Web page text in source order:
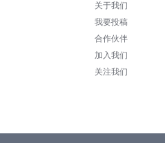
关于我们
我要投稿
合作伙伴
加入我们
关注我们